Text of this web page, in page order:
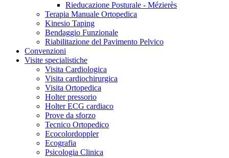
Rieducazione Posturale - Mézierès
Terapia Manuale Ortopedica
Kinesio Taping
Bendaggio Funzionale
Riabilitazione del Pavimento Pelvico
Convenzioni
Visite specialistiche
Visita Cardiologica
Visita cardiochirurgica
Visita Ortopedica
Holter pressorio
Holter ECG cardiaco
Prove da sforzo
Tecnico Ortopedico
Ecocolordoppler
Ecografia
Psicologia Clinica